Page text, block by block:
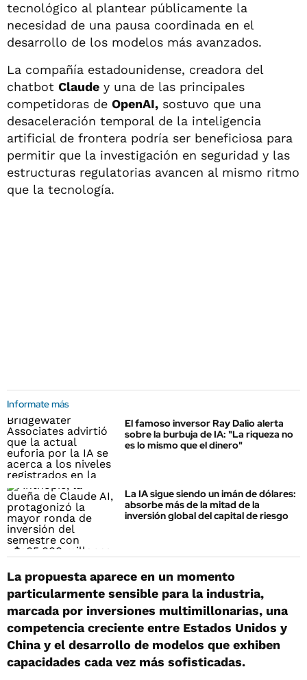
tecnológico al plantear públicamente la
necesidad de una pausa coordinada en el
desarrollo de los modelos más avanzados.
La compañía estadounidense, creadora del
chatbot Claude y una de las principales
competidoras de OpenAI, sostuvo que una
desaceleración temporal de la inteligencia
artificial de frontera podría ser beneficiosa para
permitir que la investigación en seguridad y las
estructuras regulatorias avancen al mismo ritmo
que la tecnología.
Informate más
El famoso inversor Ray Dalio alerta
sobre la burbuja de IA: "La riqueza no
es lo mismo que el dinero"
La IA sigue siendo un imán de dólares:
absorbe más de la mitad de la
inversión global del capital de riesgo
La propuesta aparece en un momento
particularmente sensible para la industria,
marcada por inversiones multimillonarias, una
competencia creciente entre Estados Unidos y
China y el desarrollo de modelos que exhiben
capacidades cada vez más sofisticadas.